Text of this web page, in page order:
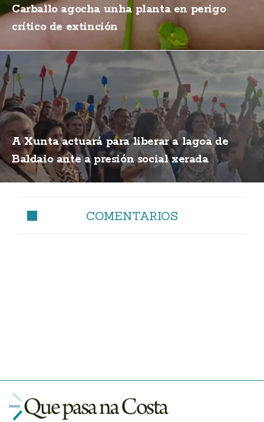
Carballo agocha unha planta en perigo
crítico de extinción
A Xunta actuará para liberar a lagoa de
Baldaio ante a presión social xerada
COMENTARIOS